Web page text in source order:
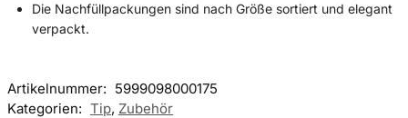
Die Nachfüllpackungen sind nach Größe sortiert und elegant
verpackt.
Artikelnummer: 5999098000175
Kategorien: Tip, Zubehör